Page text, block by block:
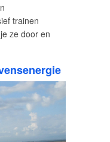
trainen
ze door en